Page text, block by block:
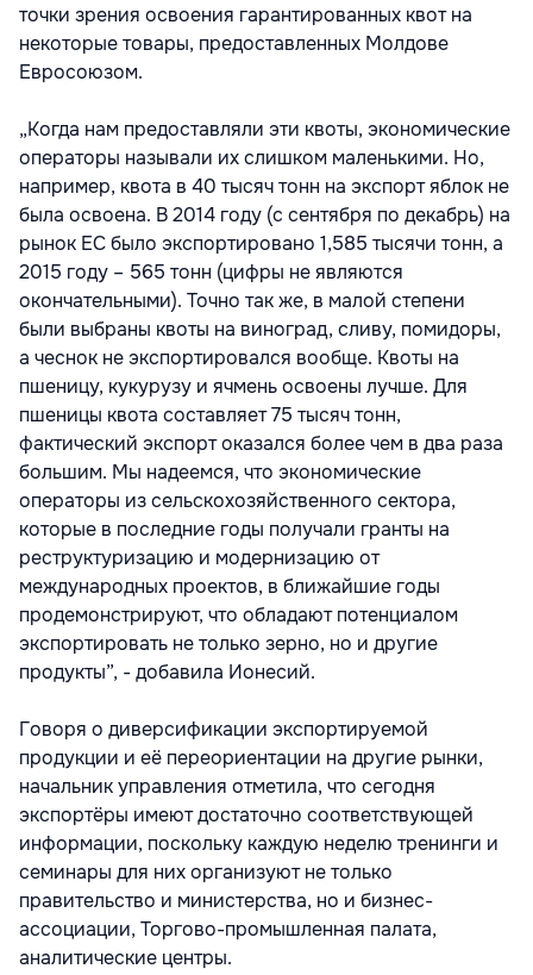
точки зрения освоения гарантированных квот на
некоторые товары, предоставленных Молдове
Евросоюзом.
„Когда нам предоставляли эти квоты, экономические
операторы называли их слишком маленькими. Но,
например, квота в 40 тысяч тонн на экспорт яблок не
была освоена. В 2014 году (с сентября по декабрь) на
рынок ЕС было экспортировано 1,585 тысячи тонн, а
2015 году – 565 тонн (цифры не являются
окончательными). Точно так же, в малой степени
были выбраны квоты на виноград, сливу, помидоры,
а чеснок не экспортировался вообще. Квоты на
пшеницу, кукурузу и ячмень освоены лучше. Для
пшеницы квота составляет 75 тысяч тонн,
фактический экспорт оказался более чем в два раза
большим. Мы надеемся, что экономические
операторы из сельскохозяйственного сектора,
которые в последние годы получали гранты на
реструктуризацию и модернизацию от
международных проектов, в ближайшие годы
продемонстрируют, что обладают потенциалом
экспортировать не только зерно, но и другие
продукты”, - добавила Ионесий.
Говоря о диверсификации экспортируемой
продукции и её переориентации на другие рынки,
начальник управления отметила, что сегодня
экспортёры имеют достаточно соответствующей
информации, поскольку каждую неделю тренинги и
семинары для них организуют не только
правительство и министерства, но и бизнес-
ассоциации, Торгово-промышленная палата,
аналитические центры.